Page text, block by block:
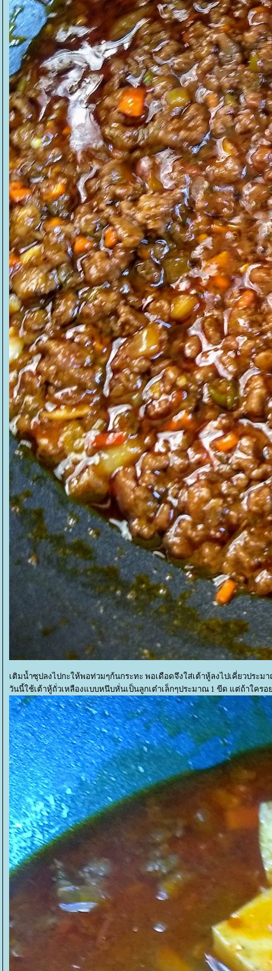
เติมน้ำซุปลงไปกะให้พอท่วมๆก้นกระทะ พอเดือดจึงใส่เต้าหู้ลงไปเคี่ยวประม
วันนี้ใช้เต้าหู้ถั่วเหลืองแบบหนึบหั่นเป็นลูกเต๋าเล็กๆประมาณ 1 ขีด แต่ถ้าใคร